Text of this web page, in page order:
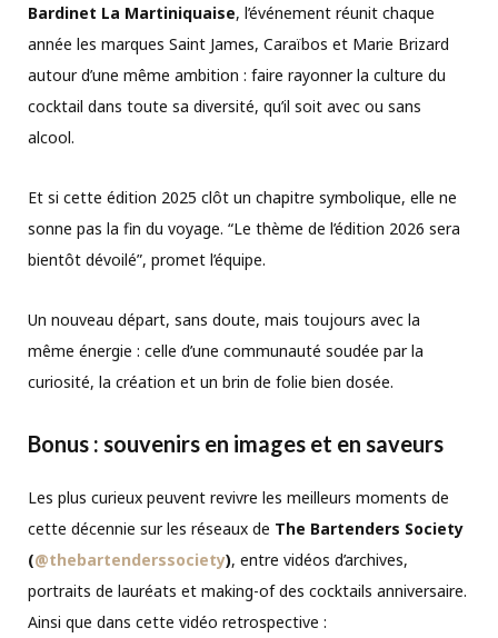
Bardinet La Martiniquaise, l’événement réunit chaque
année les marques Saint James, Caraïbos et Marie Brizard
autour d’une même ambition : faire rayonner la culture du
cocktail dans toute sa diversité, qu’il soit avec ou sans
alcool.
Et si cette édition 2025 clôt un chapitre symbolique, elle ne
sonne pas la fin du voyage. “Le thème de l’édition 2026 sera
bientôt dévoilé”, promet l’équipe.
Un nouveau départ, sans doute, mais toujours avec la
même énergie : celle d’une communauté soudée par la
curiosité, la création et un brin de folie bien dosée.
Bonus : souvenirs en images et en saveurs
Les plus curieux peuvent revivre les meilleurs moments de
cette décennie sur les réseaux de The Bartenders Society
(@thebartenderssociety), entre vidéos d’archives,
portraits de lauréats et making-of des cocktails anniversaire.
Ainsi que dans cette vidéo retrospective :